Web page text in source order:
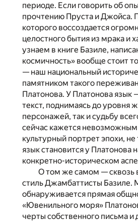
периоде. Если говорить об
прочтению Пруста и Джойса.
которого воссоздается
целостного бытия из мрака и
узнаем в книге Базиле,
космичность» вообще стоит
— наш национальный
памятником такого
Платонова. У Платонова язык
текст, поднимаясь до уровня
персонажей, так и судьбу
сейчас кажется невозможным
культурный портрет эпохи,
язык становится у
конкретно-историческом
О том же самом — сквозь
стиль Джамбаттисты
обнаруживается прямая
«Ювенильного моря»
черты собственного письма